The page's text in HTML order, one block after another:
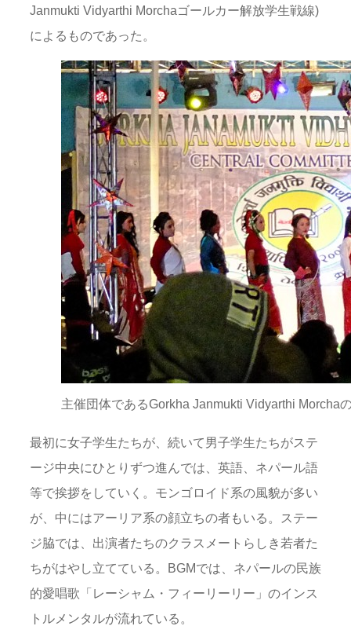
Janmukti Vidyarthi Morchaゴールカー解放学生戦線)
によるものであった。
主催団体であるGorkha Janmukti Vidyarthi Morcha
最初に女子学生たちが、続いて男子学生たちがステ
ージ中央にひとりずつ進んでは、英語、ネパール語
等で挨拶をしていく。モンゴロイド系の風貌が多い
が、中にはアーリア系の顔立ちの者もいる。ステー
ジ脇では、出演者たちのクラスメートらしき若者た
ちがはやし立てている。BGMでは、ネパールの民族
的愛唱歌「レーシャム・フィーリーリー」のインス
トルメンタルが流れている。